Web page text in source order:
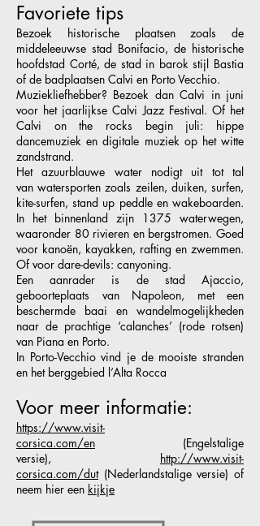
Favoriete tips
Bezoek historische plaatsen zoals de
middeleeuwse stad Bonifacio, de historische
hoofdstad Corté, de stad in barok stijl Bastia
of de badplaatsen Calvi en Porto Vecchio.
Muziekliefhebber? Bezoek dan Calvi in juni
voor het jaarlijkse Calvi Jazz Festival. Of het
Calvi on the rocks begin juli: hippe
dancemuziek en digitale muziek op het witte
zandstrand.
Het azuurblauwe water nodigt uit tot tal
van watersporten zoals zeilen, duiken, surfen,
kite-surfen, stand up peddle en wakeboarden.
In het binnenland zijn 1375 waterwegen,
waaronder 80 rivieren en bergstromen. Goed
voor kanoën, kayakken, rafting en zwemmen.
Of voor dare-devils: canyoning.
Een aanrader is de stad Ajaccio,
geboorteplaats van Napoleon, met een
beschermde baai en wandelmogelijkheden
naar de prachtige ‘calanches’ (rode rotsen)
van Piana en Porto.
In Porto-Vecchio vind je de mooiste stranden
en het berggebied l’Alta Rocca
Voor meer informatie:
https://www.visit-
corsica.com/en (Engelstalige
versie), http://www.visit-
corsica.com/dut(Nederlandstalige versie) of
neem hier een kijkje